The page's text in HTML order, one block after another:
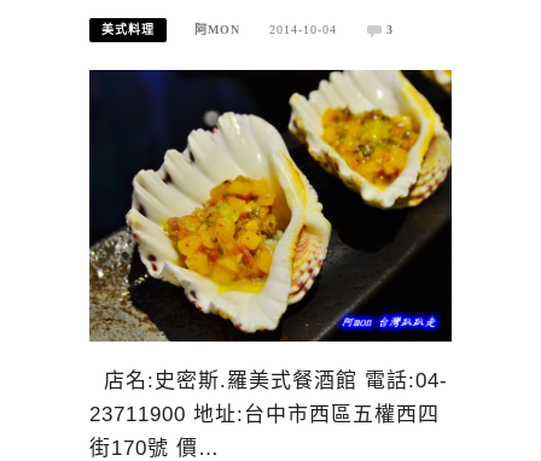
美式料理 阿MON 2014-10-04 3
店名:史密斯.羅美式餐酒館 電話:04-
23711900 地址:台中市西區五權西四
街170號 價…